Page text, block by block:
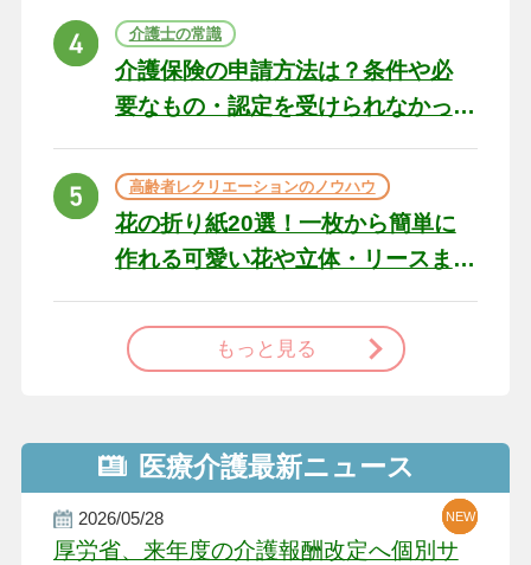
ト
介護士の常識
介護保険の申請方法は？条件や必
要なもの・認定を受けられなかっ
高齢者レクリエーションのノウハウ
花の折り紙20選！一枚から簡単に
作れる可愛い花や立体・リースま
もっと見る
医療介護最新ニュース
2026/05/28
厚労省、来年度の介護報酬改定へ個別サ
NEW
NEW
NEW